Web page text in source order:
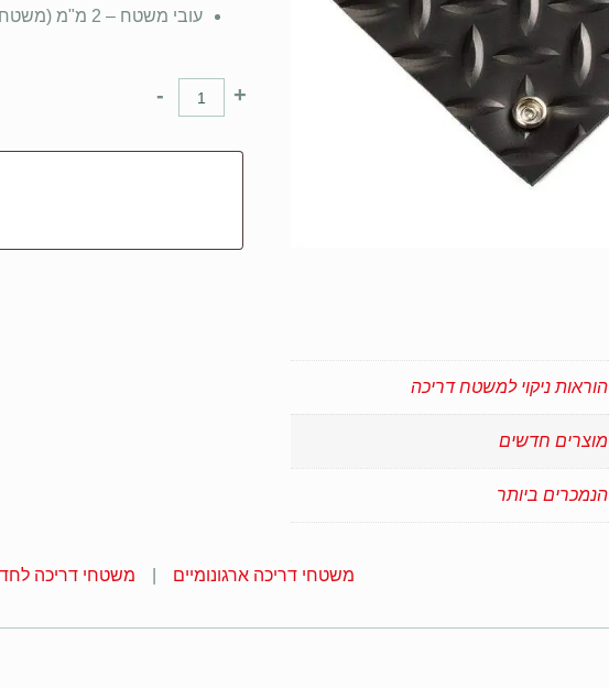
הוראות ניקוי למשטח דריכה
מוצרים חדשים
הנמכרים ביותר
עובי משטח – 2 מ"מ (משטח חלק) / 4 מ"מ (משטח יהלום)
+
-
משטחי דריכה ארגונומיים משטחי דריכה